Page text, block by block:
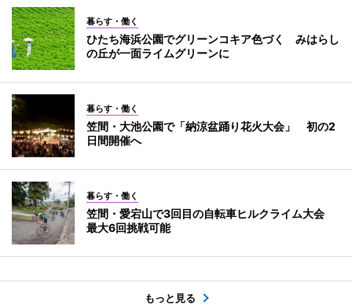
暮らす・働く
ひたち海浜公園でグリーンコキア色づく みはらし
の丘が一面ライムグリーンに
暮らす・働く
笠間・大池公園で「納涼盆踊り花火大会」 初の2
日間開催へ
暮らす・働く
笠間・愛宕山で3回目の自転車ヒルクライム大会
最大6回挑戦可能
もっと見る